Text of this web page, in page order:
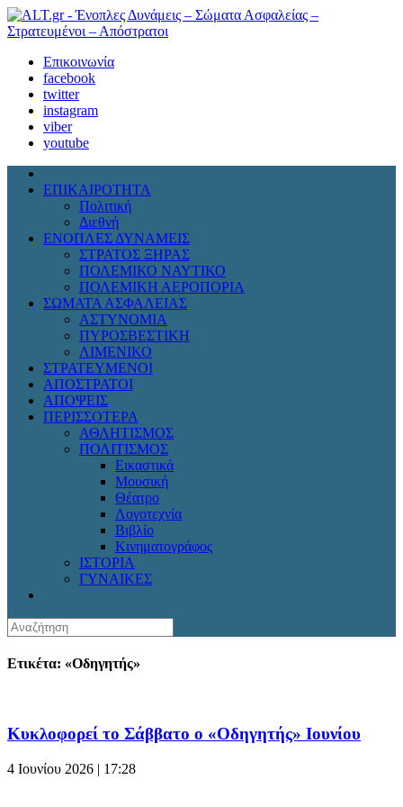
Επικοινωνία
facebook
twitter
instagram
viber
youtube
ΕΠΙΚΑΙΡΟΤΗΤΑ
Πολιτική
Διεθνή
ΕΝΟΠΛΕΣ ΔΥΝΑΜΕΙΣ
ΣΤΡΑΤΟΣ ΞΗΡΑΣ
ΠΟΛΕΜΙΚΟ ΝΑΥΤΙΚΟ
ΠΟΛΕΜΙΚΗ ΑΕΡΟΠΟΡΙΑ
ΣΩΜΑΤΑ ΑΣΦΑΛΕΙΑΣ
ΑΣΤΥΝΟΜΙΑ
ΠΥΡΟΣΒΕΣΤΙΚΗ
ΛΙΜΕΝΙΚΟ
ΣΤΡΑΤΕΥΜΕΝΟΙ
ΑΠΟΣΤΡΑΤΟΙ
ΑΠΟΨΕΙΣ
ΠΕΡΙΣΣΟΤΕΡΑ
ΑΘΛΗΤΙΣΜΟΣ
ΠΟΛΙΤΙΣΜΟΣ
Εικαστικά
Μουσική
Θέατρο
Λογοτεχνία
Βιβλίο
Κινηματογράφος
ΙΣΤΟΡΙΑ
ΓΥΝΑΙΚΕΣ
Ετικέτα: «Οδηγητής»
Κυκλοφορεί το Σάββατο ο «Οδηγητής» Ιουνίου
4 Ιουνίου 2026 | 17:28